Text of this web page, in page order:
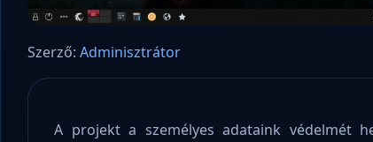
Szerző: Adminisztrátor
A projekt a személyes adataink védelmét